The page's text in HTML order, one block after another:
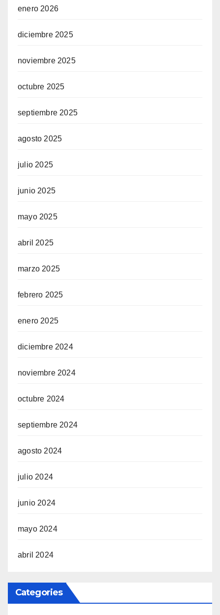
enero 2026
diciembre 2025
noviembre 2025
octubre 2025
septiembre 2025
agosto 2025
julio 2025
junio 2025
mayo 2025
abril 2025
marzo 2025
febrero 2025
enero 2025
diciembre 2024
noviembre 2024
octubre 2024
septiembre 2024
agosto 2024
julio 2024
junio 2024
mayo 2024
abril 2024
Categories